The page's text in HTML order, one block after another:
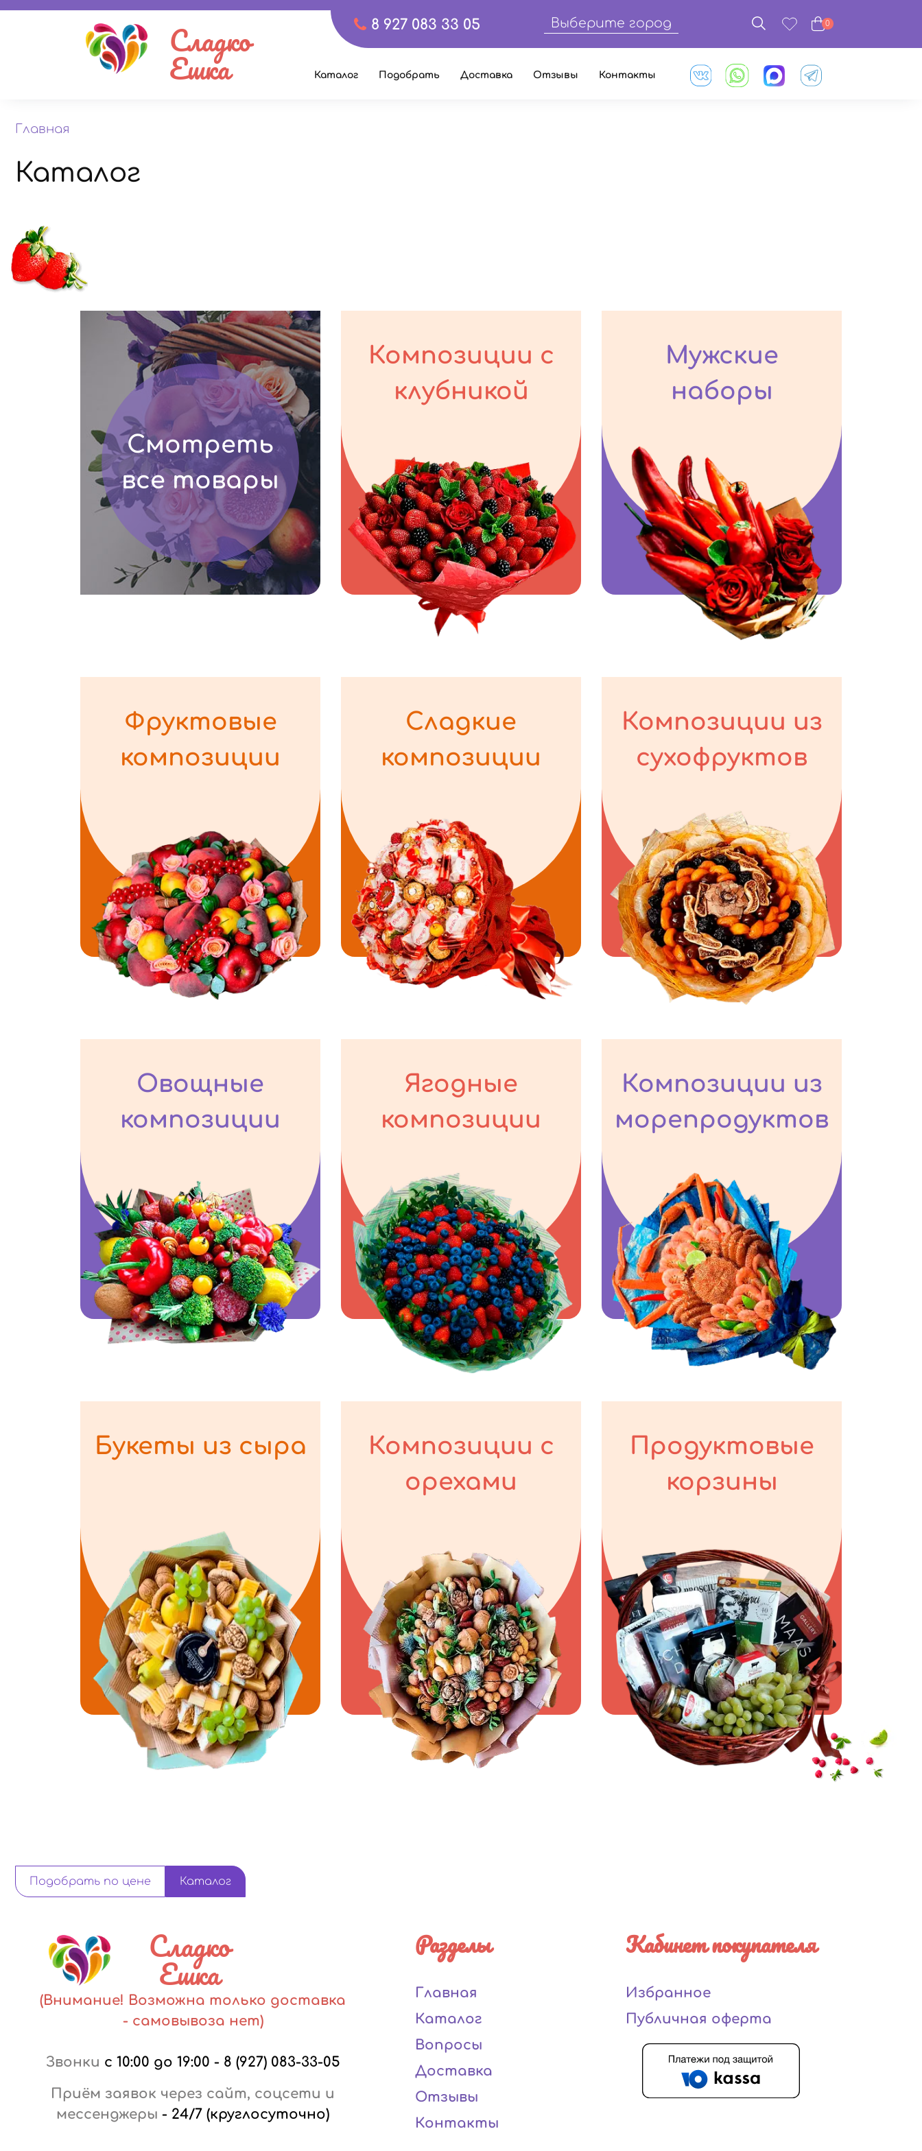
8 927 083 33 05 Выберите город 0
Сладко
Ешка Каталог Подобрать Доставка Отзывы Контакты
Главная
Каталог
Смотреть
все товары
Композиции с
клубникой
Мужские
наборы
Фруктовые
композиции
Сладкие
композиции
Композиции из
сухофруктов
Овощные
композиции
Ягодные
композиции
Композиции из
морепродуктов
Букеты из сыра
Композиции с
орехами
Продуктовые
корзины
Подобрать по цене Каталог
Сладко
Ешка
(Внимание! Возможна только доставка
- самовывоза нет)
Звонки с 10:00 до 19:00 - 8 (927) 083-33-05
Приём заявок через сайт, соцсети и
мессенджеры - 24/7 (круглосуточно)
Разделы
Главная
Каталог
Вопросы
Доставка
Отзывы
Контакты
Кабинет покупателя
Избранное
Публичная оферта